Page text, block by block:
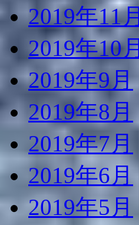
2019年11月
2019年10月
2019年9月
2019年8月
2019年7月
2019年6月
2019年5月